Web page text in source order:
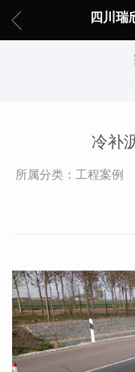
四川瑞
冷补
所属分类：工程案